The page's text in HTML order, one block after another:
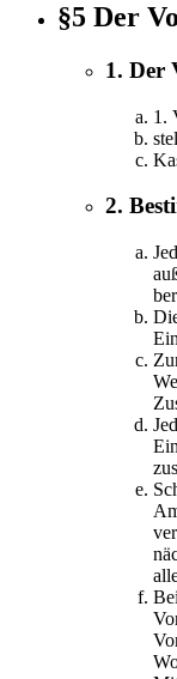
§5 Der
1. Der
1.
2.